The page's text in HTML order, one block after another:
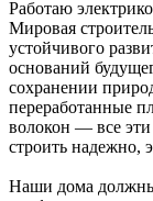
Работаю
Мировая
устойчивого
оснований
сохранении
переработанные
волокон — все эти
строить надежно,
Наши дома